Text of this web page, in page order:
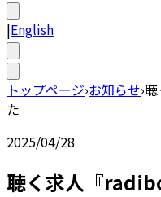
|English
トップページ›お知らせ›
た
2025/04/28
聴く求人『